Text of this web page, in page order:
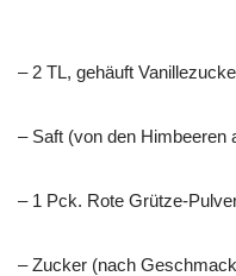
– 2 TL, gehäuft
– Saft (von den Himbeeren
– 1 Pck. Rote Grütze-
– Zucker (nach